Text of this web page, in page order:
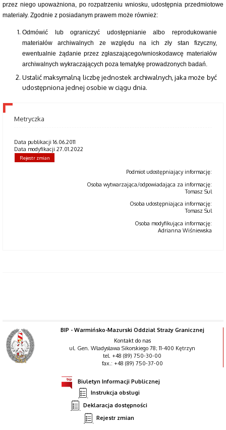
przez niego upoważniona, po rozpatrzeniu wniosku, udostępnia przedmiotowe
materiały. Zgodnie z posiadanym prawem może również:
Odmówić lub ograniczyć udostępnianie albo reprodukowanie
materiałów archiwalnych ze względu na ich zły stan fizyczny,
ewentualnie żądanie przez zgłaszającego/wnioskodawcę materiałów
archiwalnych wykraczających poza tematykę prowadzonych badań.
Ustalić maksymalną liczbę jednostek archiwalnych, jaka może być
udostępniona jednej osobie w ciągu dnia.
Metryczka
Data publikacji 16.06.2011
Data modyfikacji 27.01.2022
Rejestr zmian
Podmiot udostępniający informację:
Osoba wytwarzająca/odpowiadająca za informację:
Tomasz Sul
Osoba udostępniająca informację:
Tomasz Sul
Osoba modyfikująca informację:
Adrianna Wiśniewska
BIP - Warmińsko-Mazurski Oddział Straży Granicznej
Kontakt do nas
ul. Gen. Władysława Sikorskiego 78; 11-400 Kętrzyn
tel. +48 (89) 750-30-00
fax.: +48 (89) 750-37-00
Biuletyn Informacji Publicznej
Instrukcja obsługi
Deklaracja dostępności
Rejestr zmian